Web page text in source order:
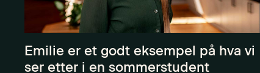
Emilie er et godt eksempel på hva vi
ser etter i en sommerstudent